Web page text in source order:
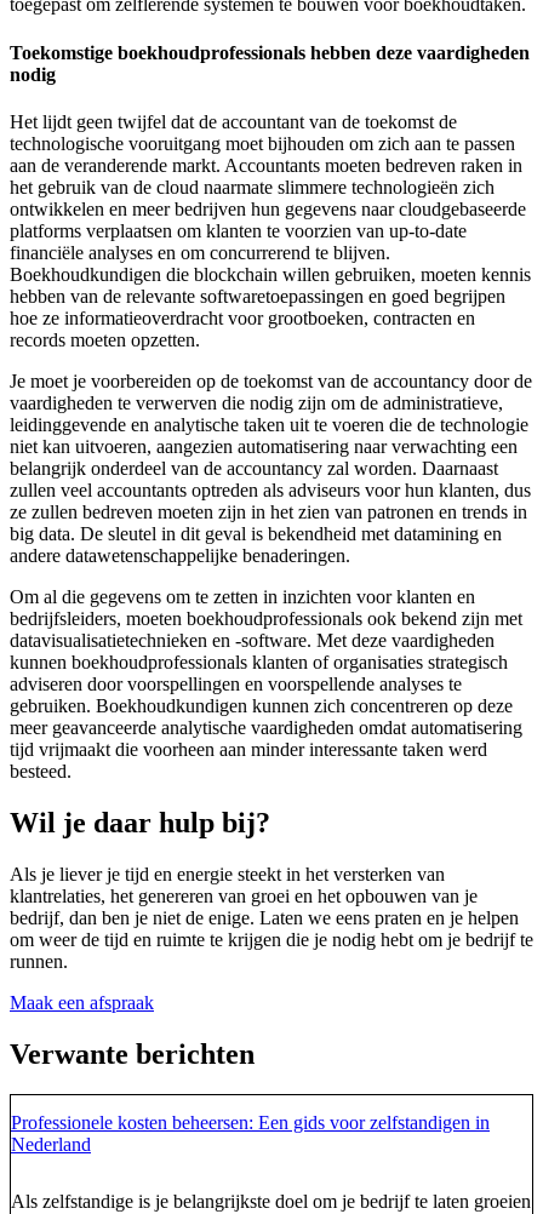
toegepast om zelflerende systemen te bouwen voor boekhoudtaken.
Toekomstige boekhoudprofessionals hebben deze vaardigheden
nodig
Het lijdt geen twijfel dat de accountant van de toekomst de
technologische vooruitgang moet bijhouden om zich aan te passen
aan de veranderende markt. Accountants moeten bedreven raken in
het gebruik van de cloud naarmate slimmere technologieën zich
ontwikkelen en meer bedrijven hun gegevens naar cloudgebaseerde
platforms verplaatsen om klanten te voorzien van up-to-date
financiële analyses en om concurrerend te blijven.
Boekhoudkundigen die blockchain willen gebruiken, moeten kennis
hebben van de relevante softwaretoepassingen en goed begrijpen
hoe ze informatieoverdracht voor grootboeken, contracten en
records moeten opzetten.
Je moet je voorbereiden op de toekomst van de accountancy door de
vaardigheden te verwerven die nodig zijn om de administratieve,
leidinggevende en analytische taken uit te voeren die de technologie
niet kan uitvoeren, aangezien automatisering naar verwachting een
belangrijk onderdeel van de accountancy zal worden. Daarnaast
zullen veel accountants optreden als adviseurs voor hun klanten, dus
ze zullen bedreven moeten zijn in het zien van patronen en trends in
big data. De sleutel in dit geval is bekendheid met datamining en
andere datawetenschappelijke benaderingen.
Om al die gegevens om te zetten in inzichten voor klanten en
bedrijfsleiders, moeten boekhoudprofessionals ook bekend zijn met
datavisualisatietechnieken en -software. Met deze vaardigheden
kunnen boekhoudprofessionals klanten of organisaties strategisch
adviseren door voorspellingen en voorspellende analyses te
gebruiken. Boekhoudkundigen kunnen zich concentreren op deze
meer geavanceerde analytische vaardigheden omdat automatisering
tijd vrijmaakt die voorheen aan minder interessante taken werd
besteed.
Wil je daar hulp bij?
Als je liever je tijd en energie steekt in het versterken van
klantrelaties, het genereren van groei en het opbouwen van je
bedrijf, dan ben je niet de enige. Laten we eens praten en je helpen
om weer de tijd en ruimte te krijgen die je nodig hebt om je bedrijf te
runnen.
Maak een afspraak
Verwante berichten
Professionele kosten beheersen: Een gids voor zelfstandigen in
Nederland
Als zelfstandige is je belangrijkste doel om je bedrijf te laten groeien